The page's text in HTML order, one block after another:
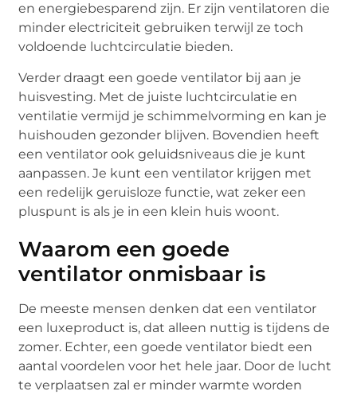
en energiebesparend zijn. Er zijn ventilatoren die
minder electriciteit gebruiken terwijl ze toch
voldoende luchtcirculatie bieden.
Verder draagt een goede ventilator bij aan je
huisvesting. Met de juiste luchtcirculatie en
ventilatie vermijd je schimmelvorming en kan je
huishouden gezonder blijven. Bovendien heeft
een ventilator ook geluidsniveaus die je kunt
aanpassen. Je kunt een ventilator krijgen met
een redelijk geruisloze functie, wat zeker een
pluspunt is als je in een klein huis woont.
Waarom een goede
ventilator onmisbaar is
De meeste mensen denken dat een ventilator
een luxeproduct is, dat alleen nuttig is tijdens de
zomer. Echter, een goede ventilator biedt een
aantal voordelen voor het hele jaar. Door de lucht
te verplaatsen zal er minder warmte worden